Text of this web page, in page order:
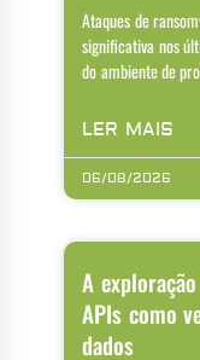
Ataques de
significativa nos
do ambiente de
LER MAIS
06/08/2026
A
APIs como
dados